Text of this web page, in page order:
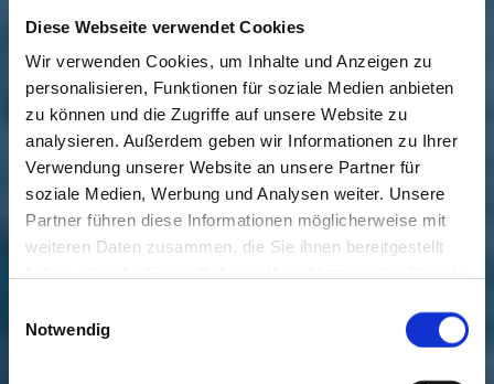
Diese Webseite verwendet Cookies
Wir verwenden Cookies, um Inhalte und Anzeigen zu
personalisieren, Funktionen für soziale Medien anbieten
zu können und die Zugriffe auf unsere Website zu
analysieren. Außerdem geben wir Informationen zu Ihrer
Verwendung unserer Website an unsere Partner für
soziale Medien, Werbung und Analysen weiter. Unsere
Partner führen diese Informationen möglicherweise mit
weiteren Daten zusammen, die Sie ihnen bereitgestellt
Cookies, wenn Sie unsere Webseite weiterhin nutzen.
Notwendig